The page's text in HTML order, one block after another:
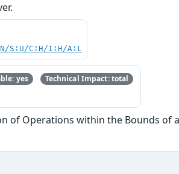
S:U/C:H/I:H/A:L
yes Technical Impact: total
of Operations within the Bounds of